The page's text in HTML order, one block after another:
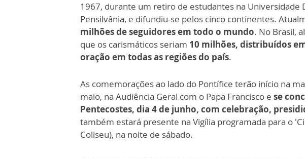
1967, durante um retiro de estudantes na Universidade
Pensilvânia, e difundiu-se pelos cinco continentes.
milhões de seguidores em todo o mundo. No Brasil,
que os carismáticos seriam 10 milhões, distribuídos
oração em todas as regiões do país.
As comemorações ao lado do Pontífice terão início na
maio, na Audiência Geral com o Papa Francisco e se
Pentecostes, dia 4 de junho, com celebração,
também estará presente na Vigília programada para o
Coliseu), na noite de sábado.